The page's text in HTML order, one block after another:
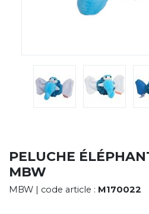
MARQUES & CERTIFICATS
TECHNIQUES MARQUAGE
PELUCHE
MBW
MBW | code article : M170022